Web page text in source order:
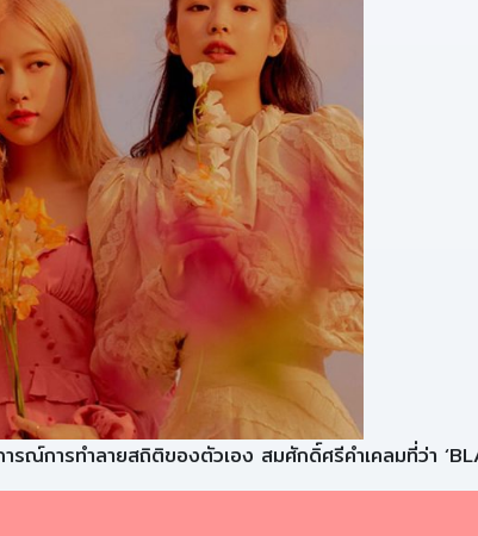
ณ์การทำลายสถิติของตัวเอง สมศักดิ์ศรีคำเคลมที่ว่า